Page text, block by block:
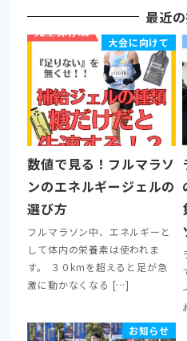
最近
大会に向けて
数値で見る！フルマラソ
ンのエネルギージェルの
選び方
フルマラソン中、エネルギーと
して体内の栄養素は使われま
す。 ３０kmを超えると足が急
激に動かなくなる […]
お知らせ